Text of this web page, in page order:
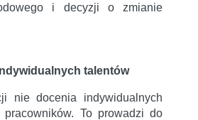
i decyzji o zmianie
talentów
nie docenia indywidualnych
To prowadzi do